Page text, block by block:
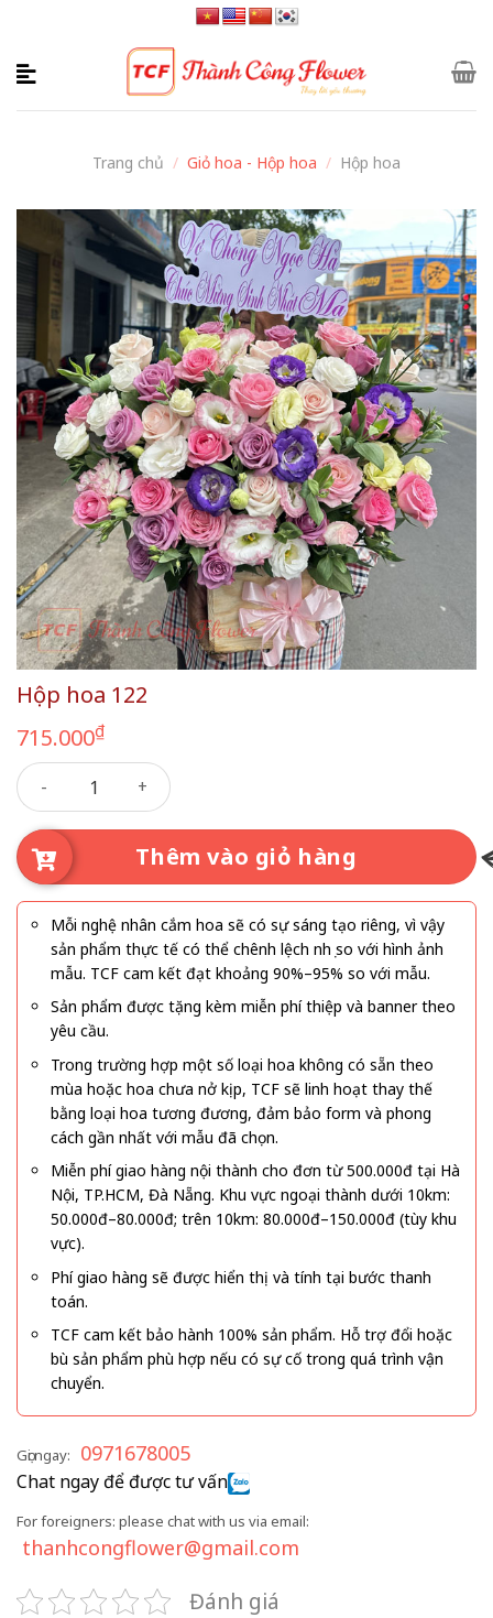
content
Trang chủ / Giỏ hoa - Hộp hoa / Hộp hoa
Hộp hoa 122
715.000₫
Hộp hoa 122 số lượng
Thêm vào giỏ hàng
Mỗi nghệ nhân cắm hoa sẽ có sự sáng tạo riêng, vì vậy
sản phẩm thực tế có thể chênh lệch nhẹ so với hình ảnh
mẫu. TCF cam kết đạt khoảng 90%–95% so với mẫu.
Sản phẩm được tặng kèm miễn phí thiệp và banner theo
yêu cầu.
Trong trường hợp một số loại hoa không có sẵn theo
mùa hoặc hoa chưa nở kịp, TCF sẽ linh hoạt thay thế
bằng loại hoa tương đương, đảm bảo form và phong
cách gần nhất với mẫu đã chọn.
Miễn phí giao hàng nội thành cho đơn từ 500.000đ tại Hà
Nội, TP.HCM, Đà Nẵng. Khu vực ngoại thành dưới 10km:
50.000đ–80.000đ; trên 10km: 80.000đ–150.000đ (tùy khu
vực).
Phí giao hàng sẽ được hiển thị và tính tại bước thanh
toán.
TCF cam kết bảo hành 100% sản phẩm. Hỗ trợ đổi hoặc
bù sản phẩm phù hợp nếu có sự cố trong quá trình vận
chuyển.
Gọi ngay: 0971678005
Chat ngay để được tư vấn
For foreigners: please chat with us via email:
thanhcongflower@gmail.com
Đánh giá